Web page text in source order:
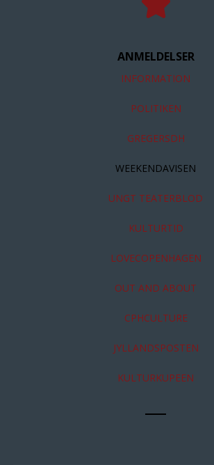
ANMELDELSER
INFORMATION
POLITIKEN
GREGERSDH
WEEKENDAVISEN
UNGT TEATERBLOD
KULTURTID
LOVECOPENHAGEN
OUT AND ABOUT
CPHCULTURE
JYLLANDSPOSTEN
KULTURKUPEEN